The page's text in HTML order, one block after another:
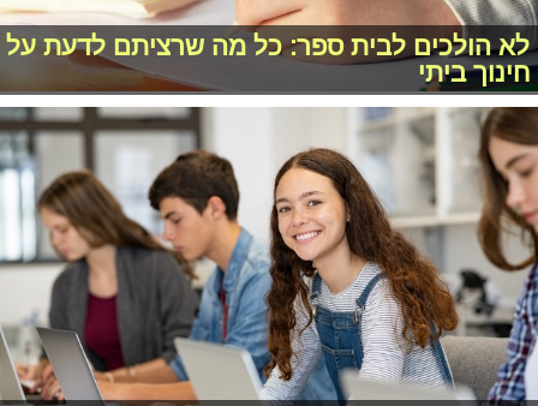
לא הולכים לבית ספר: כל מה שרציתם לדעת על
חינוך ביתי